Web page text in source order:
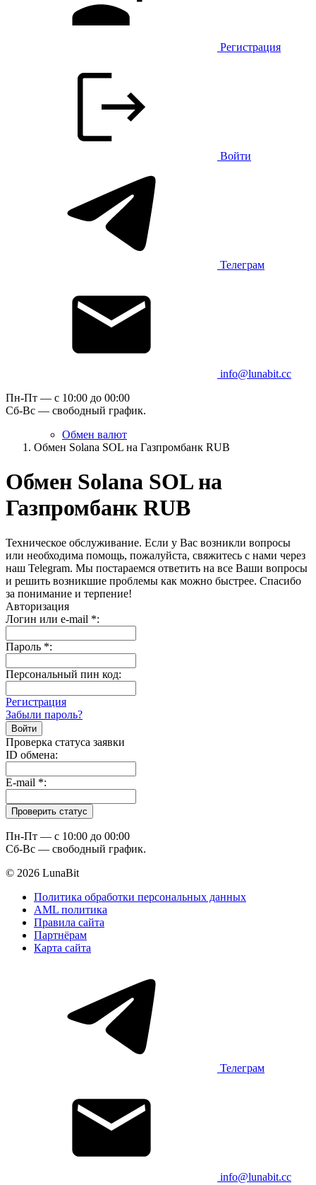
Регистрация
Войти
Телеграм
info@lunabit.cc
Пн-Пт — c 10:00 до 00:00
Сб-Вс — свободный график.
Обмен валют
Обмен Solana SOL на Газпромбанк RUB
Обмен Solana SOL на
Газпромбанк RUB
Техническое обслуживание. Если у Вас возникли вопросы
или необходима помощь, пожалуйста, свяжитесь с нами через
наш Telegram. Мы постараемся ответить на все Ваши вопросы
и решить возникшие проблемы как можно быстрее. Спасибо
за понимание и терпение!
Авторизация
Логин или e-mail *:
Пароль *:
Персональный пин код:
Регистрация
Забыли пароль?
Проверка статуса заявки
ID обмена:
E-mail *:
Пн-Пт — c 10:00 до 00:00
Сб-Вс — свободный график.
© 2026 LunaBit
Политика обработки персональных данных
AML политика
Правила сайта
Партнёрам
Карта сайта
Телеграм
info@lunabit.cc